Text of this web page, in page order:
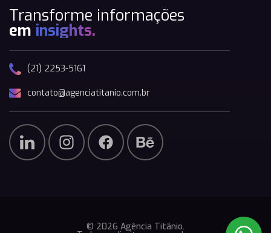
Transforme informações
em insights.
(21) 2253-5161
contato@agenciatitanio.com.br
© 2026 Agência Titânio.